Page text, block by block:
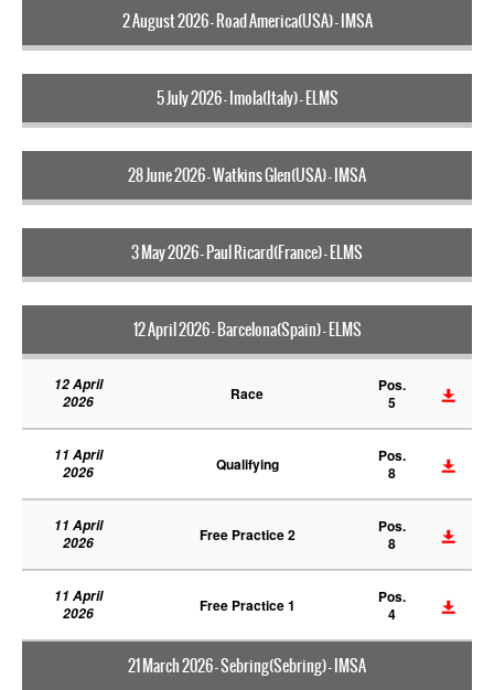
2 August 2026 - Road America(USA) - IMSA
5 July 2026 - Imola(Italy) - ELMS
28 June 2026 - Watkins Glen(USA) - IMSA
3 May 2026 - Paul Ricard(France) - ELMS
12 April 2026 - Barcelona(Spain) - ELMS
12 April
2026
Race
Pos.
5
11 April
2026
Qualifying
Pos.
8
11 April
2026
Free Practice 2
Pos.
8
11 April
2026
Free Practice 1
Pos.
4
21 March 2026 - Sebring(Sebring) - IMSA